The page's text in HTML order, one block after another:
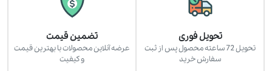
تحویل فوری
تحویل 72 ساعته محصول پس از ثبت
سفارش خرید
تضمین قیمت
عرضه آنلاین محصولات با بهترین قیمت
و کیفیت